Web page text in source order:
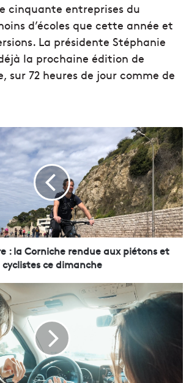
cinquante entreprises du
d’écoles que cette année et
La présidente Stéphanie
la prochaine édition de
sur 72 heures de jour comme de
: la Corniche rendue aux piétons et
cyclistes ce dimanche